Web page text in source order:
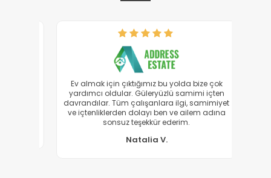
Ev almak için çıktığımız bu yolda bize çok
yardımcı oldular. Güleryüzlü samimi içten
davrandılar. Tüm çalışanlara ilgi, samimiyet
ve içtenliklerden dolayı ben ve ailem adına
sonsuz teşekkür ederim.
Natalia V.